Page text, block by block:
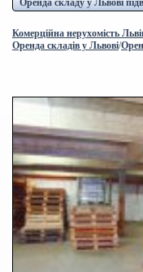
Оренда складу у Львові
Комерційна нерухомість
Оренда складів у Львові/